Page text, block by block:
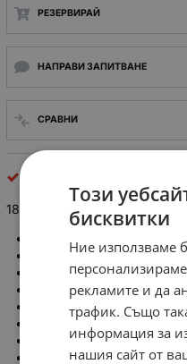
РЕЗЕРВИРАЙ
НАПРАВИ ЗАПИТВАНЕ
СРАВНИ
1800uF/6.3V Кондензатор
Производител: NICHICON
Тип кондензатор:
Капацитет: 1800µF
Работно напрежение:
Съпротивление ESR:
Серия кондензатори: PCJ
Монтаж: SMD
Толеранс: ±20%
Този
бисквитки
Ние използваме
рекламите и да
трафик. Също
информация за
нашия сайт от